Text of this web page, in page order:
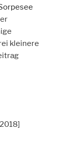
kleinere